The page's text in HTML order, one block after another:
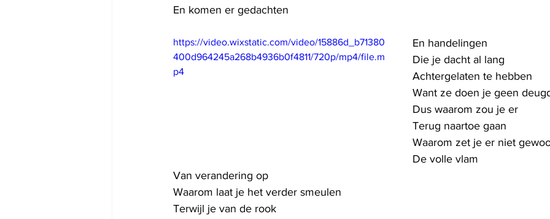
En komen er gedachten
https://video.wixstatic.com/video/15886d_b71380
400d964245a268b4936b0f4811/720p/mp4/file.m
p4
En handelingen
Die je dacht al lang
Achtergelaten te hebben
Want ze doen je geen
Dus waarom zou je er
Terug naartoe gaan
Waarom zet je er niet
De volle vlam
Van verandering op
Waarom laat je het verder smeulen
Terwijl je van de rook